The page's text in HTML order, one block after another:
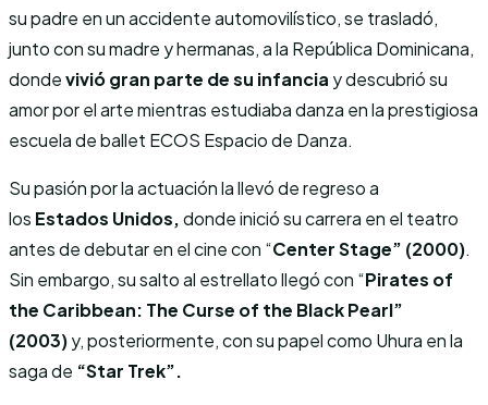
su padre en un accidente automovilístico, se trasladó,
junto con su madre y hermanas, a la República Dominicana,
dondevivió gran parte de su infancia y descubrió su
amor por el arte mientras estudiaba danza en la prestigiosa
escuela de ballet ECOS Espacio de Danza.
Su pasión por la actuación la llevó de regreso a
los Estados Unidos,donde inició su carrera en el teatro
antes de debutar en el cine con “Center Stage” (2000).
Sin embargo, su salto al estrellato llegó con “Pirates of
the Caribbean: The Curse of the Black Pearl”
(2003)y, posteriormente, con su papel como Uhura en la
saga de “Star Trek”.